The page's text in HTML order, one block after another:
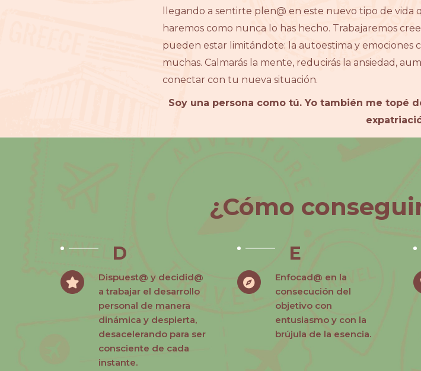
llegando a sentirte plen@ en este nuevo tipo de
haremos como nunca lo has hecho. Trabajaremos
pueden estar limitándote: la autoestima y emociones
muchas. Calmarás la mente, reducirás la ansiedad,
conectar con tu nueva situación.
Soy una persona como tú. Yo también me topé
¿Cómo
D
Dispuest@ y decidid@
a trabajar el desarrollo
personal de manera
dinámica y despierta,
desacelerando para ser
consciente de cada
instante.
E
Enfocad@ en la
consecución del
objetivo con
entusiasmo y con la
brújula de la esencia.